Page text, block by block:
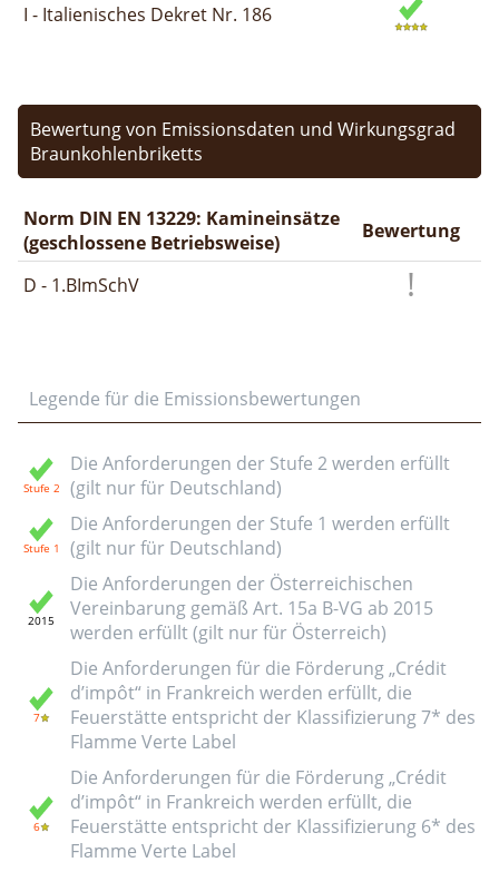
I - Italienisches Dekret Nr. 186
Bewertung von Emissionsdaten und Wirkungsgrad
Braunkohlenbriketts
Norm DIN EN 13229: Kamineinsätze
(geschlossene Betriebsweise)
Bewertung
D - 1.BImSchV
Legende für die Emissionsbewertungen
Die Anforderungen der Stufe 2 werden erfüllt
(gilt nur für Deutschland)
Die Anforderungen der Stufe 1 werden erfüllt
(gilt nur für Deutschland)
Die Anforderungen der Österreichischen
Vereinbarung gemäß Art. 15a B-VG ab 2015
werden erfüllt (gilt nur für Österreich)
Die Anforderungen für die Förderung „Crédit
d’impôt“ in Frankreich werden erfüllt, die
Feuerstätte entspricht der Klassifizierung 7* des
Flamme Verte Label
Die Anforderungen für die Förderung „Crédit
d’impôt“ in Frankreich werden erfüllt, die
Feuerstätte entspricht der Klassifizierung 6* des
Flamme Verte Label